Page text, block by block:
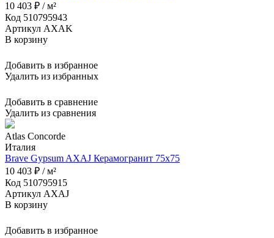
10 403 ₽ / м²
Код 510795943
Артикул AXAK
В корзину
Добавить в избранное
Удалить из избранных
Добавить в сравнение
Удалить из сравнения
Atlas Concorde
Италия
Brave Gypsum AXAJ Керамогранит 75x75
10 403 ₽ / м²
Код 510795915
Артикул AXAJ
В корзину
Добавить в избранное